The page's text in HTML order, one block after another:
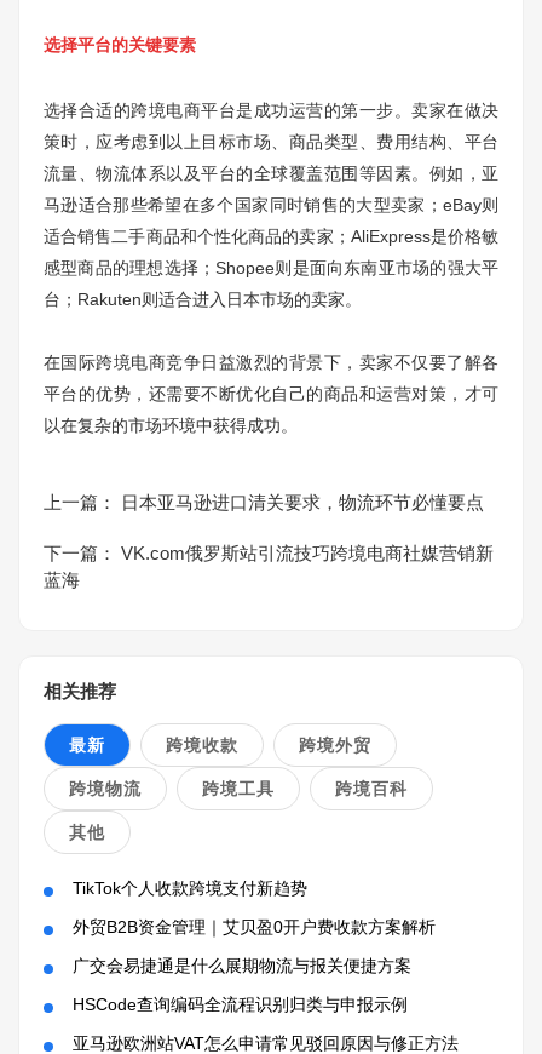
选择平台的关键要素
选择合适的跨境电商平台是成功运营的第一步。卖家在做决
策时，应考虑到以上目标市场、商品类型、费用结构、平台
流量、物流体系以及平台的全球覆盖范围等因素。例如，亚
马逊适合那些希望在多个国家同时销售的大型卖家；eBay则
适合销售二手商品和个性化商品的卖家；AliExpress是价格敏
感型商品的理想选择；Shopee则是面向东南亚市场的强大平
台；Rakuten则适合进入日本市场的卖家。
在国际跨境电商竞争日益激烈的背景下，卖家不仅要了解各
平台的优势，还需要不断优化自己的商品和运营对策，才可
以在复杂的市场环境中获得成功。
上一篇： 日本亚马逊进口清关要求，物流环节必懂要点
下一篇： VK.com俄罗斯站引流技巧跨境电商社媒营销新
蓝海
相关推荐
最新 跨境收款 跨境外贸
跨境物流 跨境工具 跨境百科
其他
TikTok个人收款跨境支付新趋势
外贸B2B资金管理｜艾贝盈0开户费收款方案解析
广交会易捷通是什么展期物流与报关便捷方案
HSCode查询编码全流程识别归类与申报示例
亚马逊欧洲站VAT怎么申请常见驳回原因与修正方法